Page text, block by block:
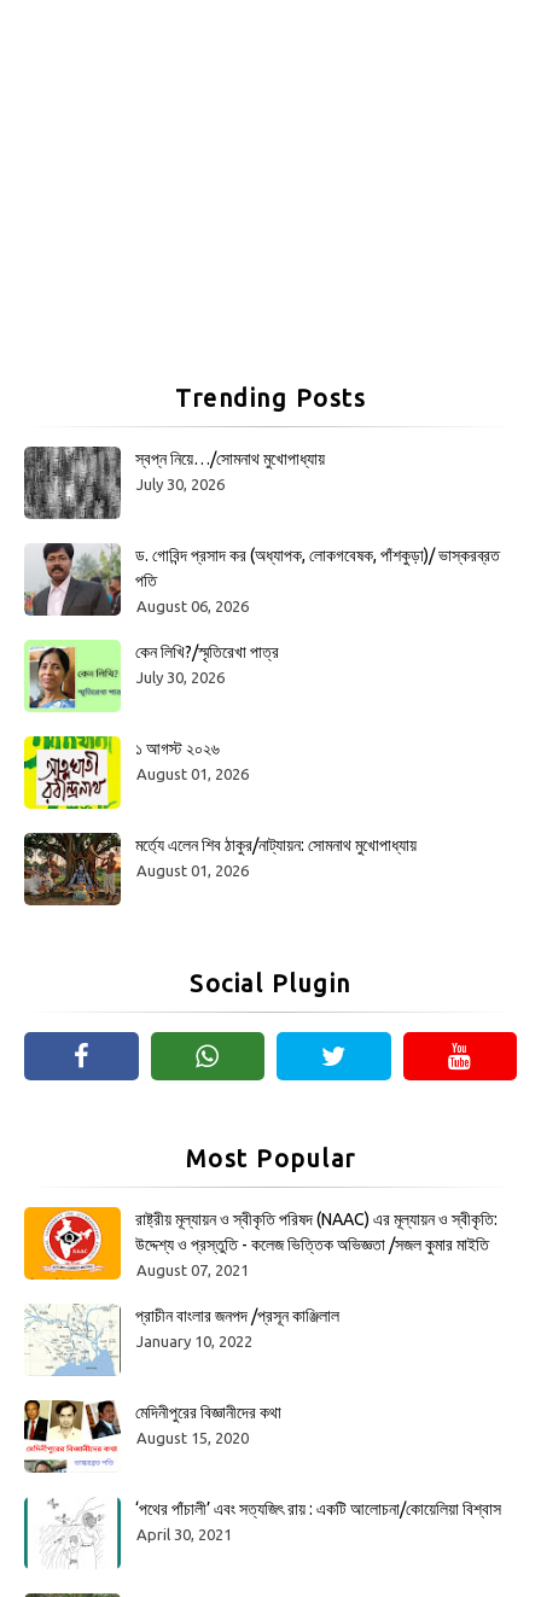
Trending Posts
স্বপ্ন নিয়ে…/সোমনাথ মুখোপাধ্যায়
July 30, 2026
ড. গোবিন্দ প্রসাদ কর (অধ্যাপক, লোকগবেষক, পাঁশকুড়া)/ ভাস্করব্রত
পতি
August 06, 2026
কেন লিখি?/স্মৃতিরেখা পাত্র
July 30, 2026
১ আগস্ট ২০২৬
August 01, 2026
মর্ত্যে এলেন শিব ঠাকুর/নাট্যায়ন: সোমনাথ মুখোপাধ্যায়
August 01, 2026
Social Plugin
Most Popular
রাষ্ট্রীয় মূল্যায়ন ও স্বীকৃতি পরিষদ (NAAC) এর মূল্যায়ন ও স্বীকৃতি:
উদ্দেশ্য ও প্রস্তুতি - কলেজ ভিত্তিক অভিজ্ঞতা /সজল কুমার মাইতি
August 07, 2021
প্রাচীন বাংলার জনপদ /প্রসূন কাঞ্জিলাল
January 10, 2022
মেদিনীপুরের বিজ্ঞানীদের কথা
August 15, 2020
‘পথের পাঁচালী’ এবং সত্যজিৎ রায় : একটি আলোচনা/কোয়েলিয়া বিশ্বাস
April 30, 2021